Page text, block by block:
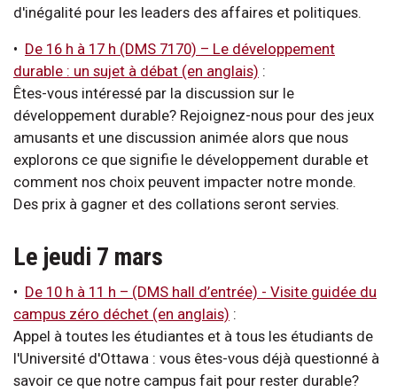
d'inégalité pour les leaders des affaires et politiques.
• De 16 h à 17 h (DMS 7170) – Le développement
durable : un sujet à débat (en anglais) :
Êtes-vous intéressé par la discussion sur le
développement durable? Rejoignez-nous pour des jeux
amusants et une discussion animée alors que nous
explorons ce que signifie le développement durable et
comment nos choix peuvent impacter notre monde.
Des prix à gagner et des collations seront servies.
Le jeudi 7 mars
• De 10 h à 11 h – (DMS hall d’entrée) - Visite guidée du
campus zéro déchet (en anglais) :
Appel à toutes les étudiantes et à tous les étudiants de
l'Université d'Ottawa : vous êtes-vous déjà questionné à
savoir ce que notre campus fait pour rester durable?